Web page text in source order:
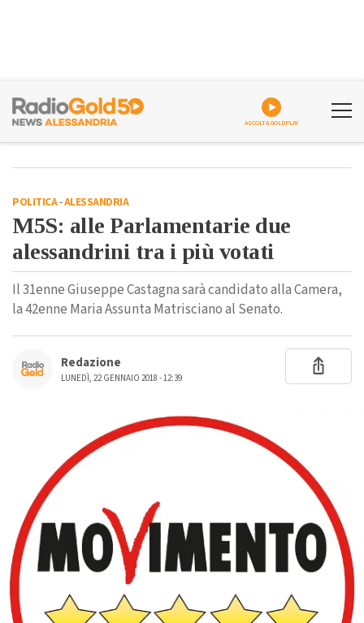
ASCOLTA GOLDPLAY
POLITICA-ALESSANDRIA
M5S: alle Parlamentarie due
alessandrini tra i più votati
Il 31enne Giuseppe Castagna sarà candidato alla Camera,
la 42enne Maria Assunta Matrisciano al Senato.
Redazione
LUNEDÌ, 22 GENNAIO 2018 - 12:39